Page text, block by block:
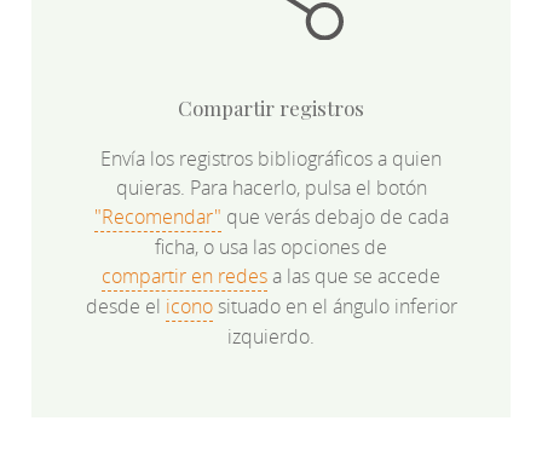
Compartir registros
Envía los registros bibliográficos a quien
quieras. Para hacerlo, pulsa el botón
"Recomendar" que verás debajo de cada
ficha, o usa las opciones de
compartir en redesa las que se accede
desde el iconosituado en el ángulo inferior
izquierdo.